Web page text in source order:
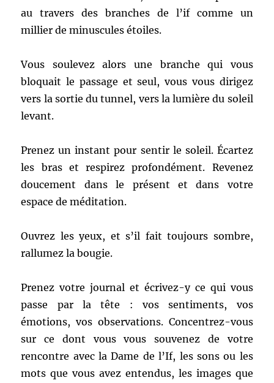
au travers des branches de l’if comme un
millier de minuscules étoiles.
Vous soulevez alors une branche qui vous
bloquait le passage et seul, vous vous dirigez
vers la sortie du tunnel, vers la lumière du soleil
levant.
Prenez un instant pour sentir le soleil. Écartez
les bras et respirez profondément. Revenez
doucement dans le présent et dans votre
espace de méditation.
Ouvrez les yeux, et s’il fait toujours sombre,
rallumez la bougie.
Prenez votre journal et écrivez-y ce qui vous
passe par la tête : vos sentiments, vos
émotions, vos observations. Concentrez-vous
sur ce dont vous vous souvenez de votre
rencontre avec la Dame de l’If, les sons ou les
mots que vous avez entendus, les images que